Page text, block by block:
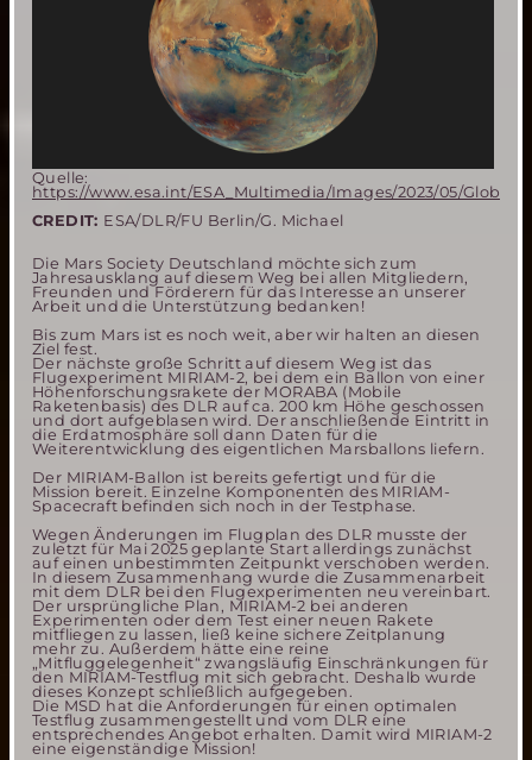
Quelle:
https://www.esa.int/ESA_Multimedia/Images/2023/05/
CREDIT: ESA/DLR/FU Berlin/G. Michael
Die Mars Society Deutschland möchte sich zum
Jahresausklang auf diesem Weg bei allen Mitgliedern,
Freunden und Förderern für das Interesse an unserer
Arbeit und die Unterstützung bedanken!
Bis zum Mars ist es noch weit, aber wir halten an diesen
Ziel fest.
Der nächste große Schritt auf diesem Weg ist das
Flugexperiment MIRIAM-2, bei dem ein Ballon von einer
Höhenforschungsrakete der MORABA (Mobile
Raketenbasis) des DLR auf ca. 200 km Höhe geschossen
und dort aufgeblasen wird. Der anschließende Eintritt in
die Erdatmosphäre soll dann Daten für die
Weiterentwicklung des eigentlichen Marsballons liefern.
Der MIRIAM-Ballon ist bereits gefertigt und für die
Mission bereit. Einzelne Komponenten des MIRIAM-
Spacecraft befinden sich noch in der Testphase.
Wegen Änderungen im Flugplan des DLR musste der
zuletzt für Mai 2025 geplante Start allerdings zunächst
auf einen unbestimmten Zeitpunkt verschoben werden.
In diesem Zusammenhang wurde die Zusammenarbeit
mit dem DLR bei den Flugexperimenten neu vereinbart.
Der ursprüngliche Plan, MIRIAM-2 bei anderen
Experimenten oder dem Test einer neuen Rakete
mitfliegen zu lassen, ließ keine sichere Zeitplanung
mehr zu. Außerdem hätte eine reine
„Mitfluggelegenheit“ zwangsläufig Einschränkungen für
den MIRIAM-Testflug mit sich gebracht. Deshalb wurde
dieses Konzept schließlich aufgegeben.
Die MSD hat die Anforderungen für einen optimalen
Testflug zusammengestellt und vom DLR eine
entsprechendes Angebot erhalten. Damit wird MIRIAM-2
eine eigenständige Mission!